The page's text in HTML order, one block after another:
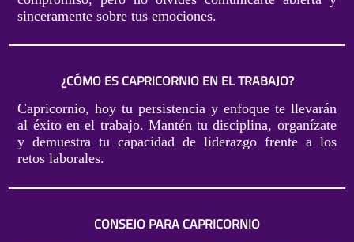
sinceramente sobre tus emociones.
¿CÓMO ES CAPRICORNIO EN EL TRABAJO?
Capricornio, hoy tu persistencia y enfoque te llevarán
al éxito en el trabajo. Mantén tu disciplina, organízate
y demuestra tu capacidad de liderazgo frente a los
retos laborales.
CONSEJO PARA CAPRICORNIO